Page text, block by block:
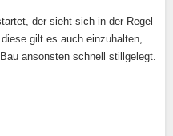
der sieht sich in der Regel
gilt es auch einzuhalten,
ansonsten schnell stillgelegt.